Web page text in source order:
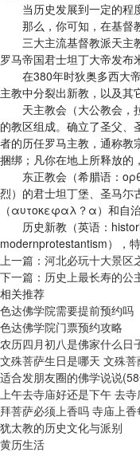
当历史发展到一定的程度
那么，你可知，在基督教
三大主流基督教派天主教
罗马帝国君士坦丁大帝发布
在380年时狄奥多西大帝
主教中分裂出新教，以及其
天主教会（大公教会，拉
的教区组成。确立了圣父、
者的历任罗马主教，通称教
捆绑；凡你在地上所释放的
东正教会（希腊语：ορθ
烈）的君士坦丁堡、圣马尓
（αυτοκεφαλ？α）和自
历史新教（英语：
modernprotestantism），
上一篇： 河北必玩十大景区
下一篇： 历史上最长寿的公
相关推荐
色达佛学院需要提前预约吗
色达佛学院门票预约攻略
农历四月初八是佛家什么日
文殊菩萨生日是哪天 文殊
适合发朋友圈的佛学说说
上午去寺庙好还是下午 去
拜菩萨必须上香吗 寺庙上
犹太教的历史文化与派别
黄历生活